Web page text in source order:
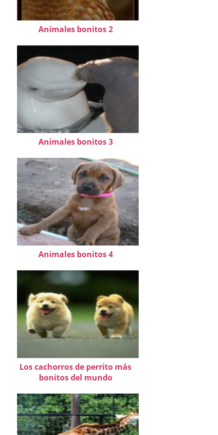
Animales bonitos 2
Animales bonitos 3
Animales bonitos 4
Los cachorros de perrito más
bonitos del mundo